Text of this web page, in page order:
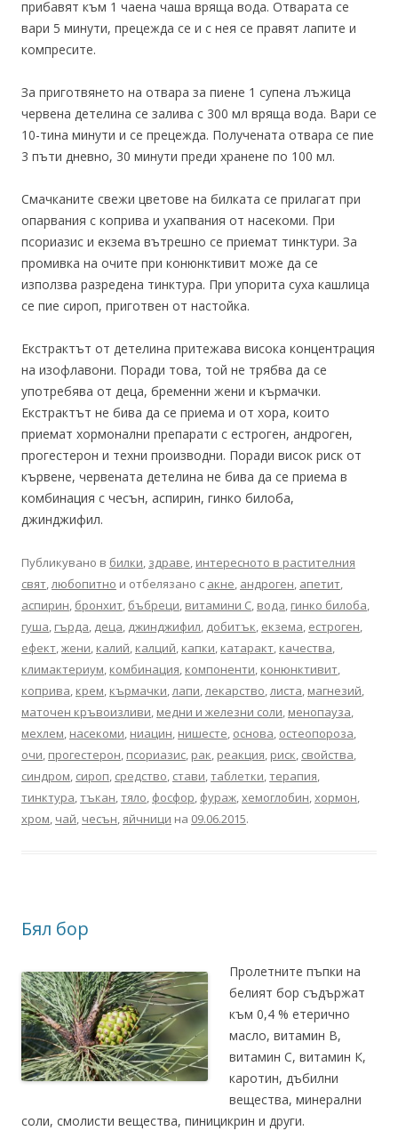
прибавят към 1 чаена чаша вряща вода. Отварата се
вари 5 минути, прецежда се и с нея се правят лапите и
компресите.
За приготвянето на отвара за пиене 1 супена лъжица
червена детелина се залива с 300 мл вряща вода. Вари се
10-тина минути и се прецежда. Получената отвара се пие
3 пъти дневно, 30 минути преди хранене по 100 мл.
Смачканите свежи цветове на билката се прилагат при
опарвания с коприва и ухапвания от насекоми. При
псориазис и екзема вътрешно се приемат тинктури. За
промивка на очите при конюнктивит може да се
използва разредена тинктура. При упорита суха кашлица
се пие сироп, приготвен от настойка.
Екстрактът от детелина притежава висока концентрация
на изофлавони. Поради това, той не трябва да се
употребява от деца, бременни жени и кърмачки.
Екстрактът не бива да се приема и от хора, които
приемат хормонални препарати с естроген, андроген,
прогестерон и техни производни. Поради висок риск от
кървене, червената детелина не бива да се приема в
комбинация с чесън, аспирин, гинко билоба,
джинджифил.
Публикувано в билки, здраве, интересното в растителния
свят,любопитно и отбелязано с акне, андроген, апетит,
аспирин, бронхит, бъбреци, витамини С, вода, гинко билоба,
гуша, гърда, деца, джинджифил, добитък, екзема, естроген,
ефект,жени, калий, калций, капки, катаракт, качества,
климактериум, комбинация, компоненти, конюнктивит,
коприва, крем, кърмачки,лапи,лекарство,листа, магнезий,
маточен кръвоизливи, медни и железни соли, менопауза,
мехлем, насекоми, ниацин, нишесте, основа, остеопороза,
очи, прогестерон, псориазис, рак, реакция, риск, свойства,
синдром, сироп, средство, стави,таблетки,терапия,
тинктура,тъкан,тяло, фосфор, фураж,хемоглобин,хормон,
хром, чай, чесън,яйчници на 09.06.2015.
Бял бор
Пролетните пъпки на
белият бор съдържат
към 0,4 % етерично
масло, витамин В,
витамин С, витамин К,
каротин, дъбилни
вещества, минерални
соли, смолисти вещества, пиницикрин и други.